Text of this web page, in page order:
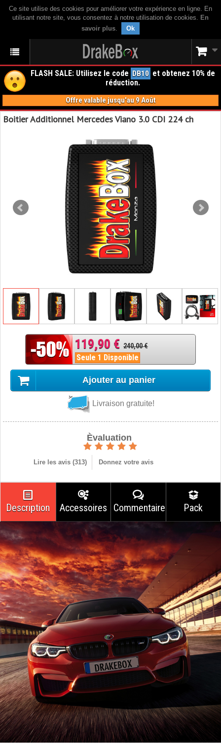
Ce site utilise des cookies pour améliorer votre expérience en ligne. En
utilisant notre site, vous consentez à notre utilisation de cookies. En
savoir plus. Ok
FLASH SALE: Utilisez le code DB10 et obtenez 10% de
réduction.
Offre valable jusqu'au 9 Août
Boitier Additionnel Mercedes Viano 3.0 CDI 224 ch
119,90 € 240,00 €
Seule 1 Disponible
Ajouter au panier
Livraison gratuite!
Èvaluation
Lire les avis (313) Donnez votre avis
Description Accessoires Commentaires Pack